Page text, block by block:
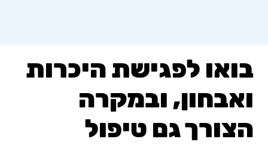
הכנת גלידה ביתית ב-5 דקות!
בואו לפגישת היכרות
ואבחון, ובמקרה
הצורך גם טיפול